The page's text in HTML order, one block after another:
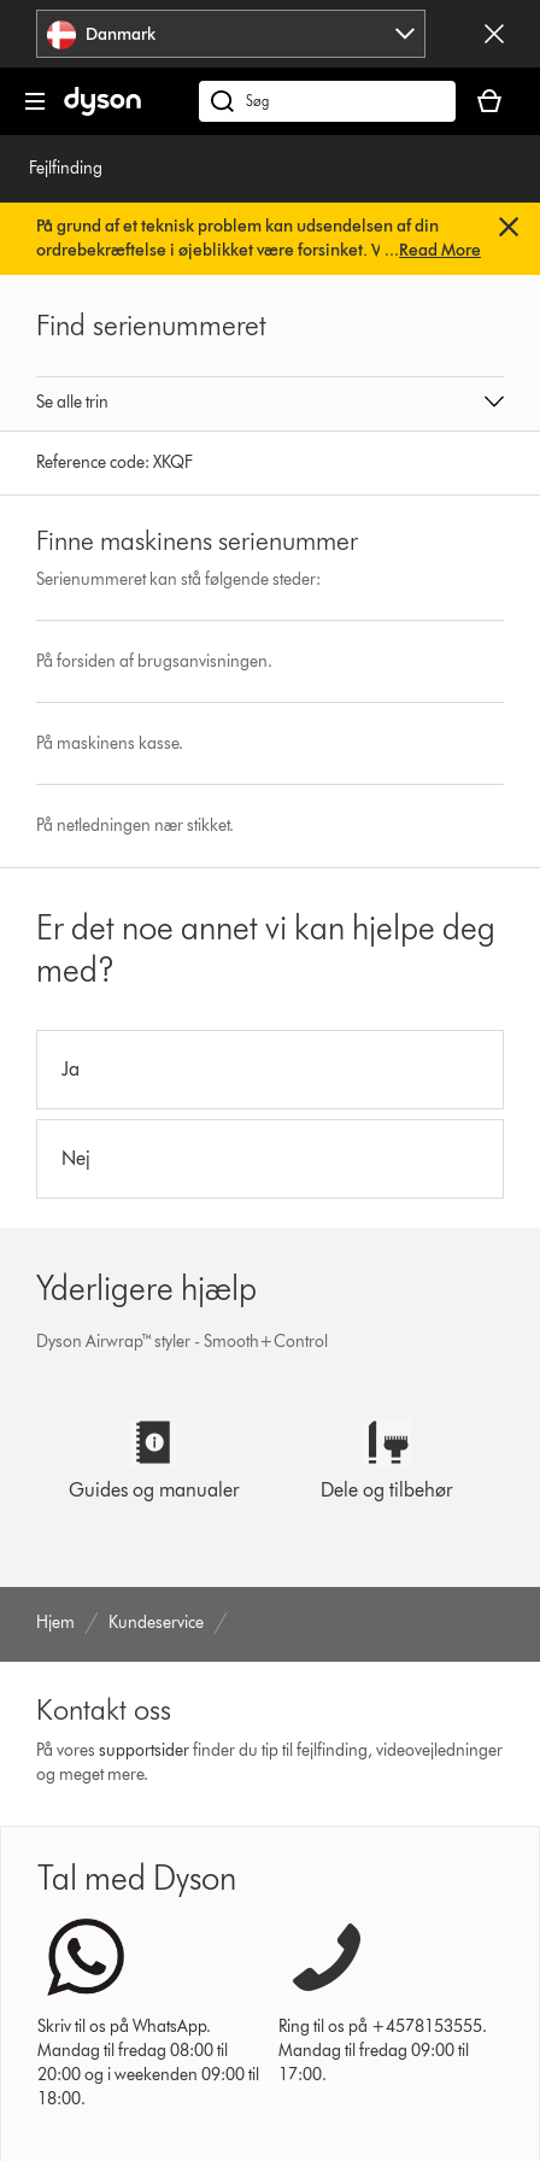
Spring
navigation
Danmark
Søg
på
er
tom
Fejlfinding
På grund af et teknisk problem kan udsendelsen af din
ordrebekræftelse i øjeblikket være forsinket. Vi arbejder
allerede på en hurtig løsning.Du behøver ikke at foretage
automatisk.
...Read More
Se alle trin
Find serienummeret
Reference code:XKQF
Finne maskinens serienummer
Serienummeret kan stå følgende steder:
På forsiden af ​​brugsanvisningen.
På maskinens kasse.
På netledningen nær stikket.
Er det noe annet vi kan hjelpe deg
med?
Ja
Nej
Yderligere hjælp
Dyson Airwrap™ styler - Smooth+Control
Guides og manualer Dele og tilbehør
Hjem Kundeservice
Kontakt oss
På voressupport­siderfinder du tip til fejlfinding, video­vejledninger
og meget mere.
Tal med Dyson
Skriv til os på WhatsApp.
Mandag til fredag 08:00 til
20:00 og i weekenden 09:00 til
18:00.
Ring til os på +4578153555.
Mandag til fredag 09:00 til
17:00.